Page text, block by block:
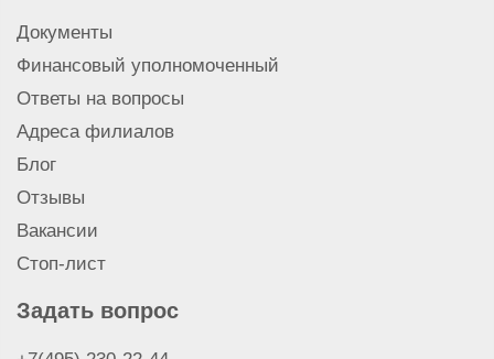
Документы
Финансовый уполномоченный
Ответы на вопросы
Адреса филиалов
Блог
Отзывы
Вакансии
Стоп-лист
Задать вопрос